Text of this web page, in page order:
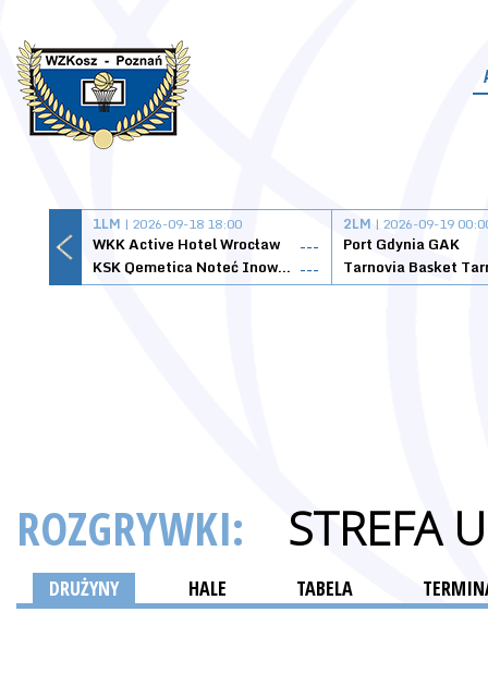
1LM | 2026-09-18 18:00
WKK Active Hotel Wrocław
---
KSK Qemetica Noteć Inowrocław ---
2LM | 2026-09-19
Port Gdynia GAK
ROZGRYWKI: STREFA
DRUŻYNY HALE TABELA